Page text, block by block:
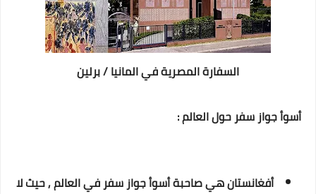
السفارة المصرية في المانيا / برلين
أسوأ جواز سفر حول العالم :
أفغانستان هي صاحبة أسوأ جواز سفر في العالم , حيث لا